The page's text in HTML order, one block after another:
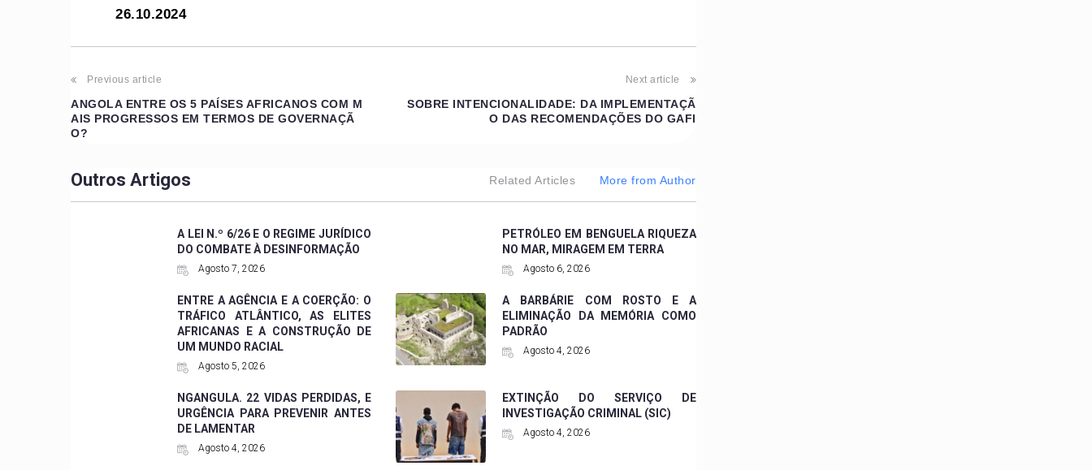
26.10.2024
Previous article
ANGOLA ENTRE OS 5 PAÍSES AFRICANOS COM M
AIS PROGRESSOS EM TERMOS DE GOVERNAÇÃ
O?
Next article
SOBRE INTENCIONALIDADE: DA IMPLEMENTAÇÃ
O DAS RECOMENDAÇÕES DO GAFI
Outros Artigos Related Articles More from Author
A LEI N.º 6/26 E O REGIME JURÍDICO
DO COMBATE À DESINFORMAÇÃO
Agosto 7, 2026
PETRÓLEO EM BENGUELA RIQUEZA
NO MAR, MIRAGEM EM TERRA
Agosto 6, 2026
ENTRE A AGÊNCIA E A COERÇÃO: O
TRÁFICO ATLÂNTICO, AS ELITES
AFRICANAS E A CONSTRUÇÃO DE
UM MUNDO RACIAL
Agosto 5, 2026
A BARBÁRIE COM ROSTO E A
ELIMINAÇÃO DA MEMÓRIA COMO
PADRÃO
Agosto 4, 2026
NGANGULA. 22 VIDAS PERDIDAS, E
URGÊNCIA PARA PREVENIR ANTES
DE LAMENTAR
Agosto 4, 2026
EXTINÇÃO DO SERVIÇO DE
INVESTIGAÇÃO CRIMINAL (SIC)
Agosto 4, 2026